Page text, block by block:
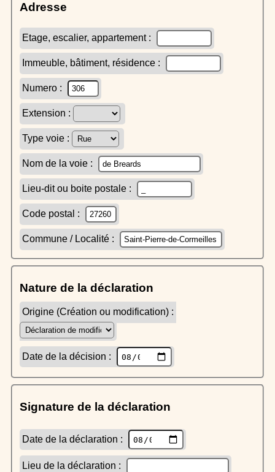
Adresse
Etage, escalier, appartement :
Immeuble, bâtiment, résidence :
Numero :
Extension :
Type voie :
Nom de la voie :
Lieu-dit ou boite postale :
Code postal :
Commune / Localité :
Nature de la déclaration
Origine (Création ou modification) :
Date de la décision :
Signature de la déclaration
Date de la déclaration :
Lieu de la déclaration :